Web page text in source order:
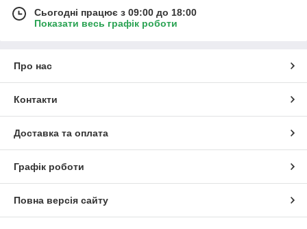
Сьогодні працює з 09:00 до 18:00
Показати весь графік роботи
Про нас
Контакти
Доставка та оплата
Графік роботи
Повна версія сайту